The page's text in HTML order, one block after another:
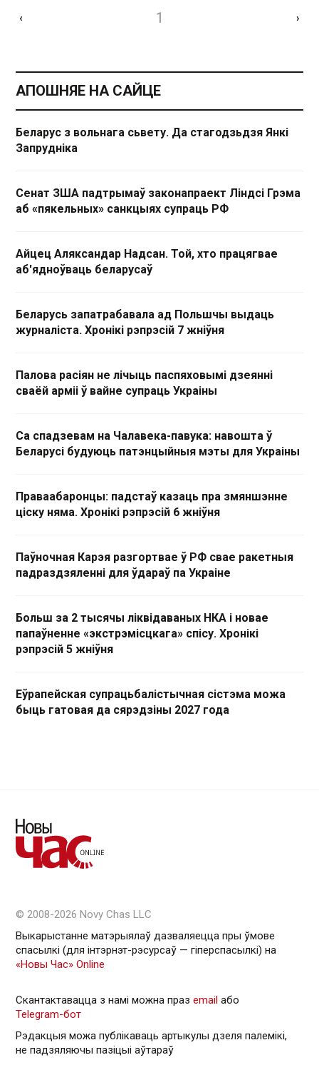
‹ 1 ›
АПОШНЯЕ НА САЙЦЕ
Беларус з вольнага сьвету. Да стагодзьдзя Янкі
Запрудніка
Сенат ЗША падтрымаў законапраект Ліндсі Грэма
аб «пякельных» санкцыях супраць РФ
Айцец Аляксандар Надсан. Той, хто працягвае
аб'ядноўваць беларусаў
Беларусь запатрабавала ад Польшчы выдаць
журналіста. Хронікі рэпрэсій 7 жніўня
Палова расіян не лічыць паспяховымі дзеянні
сваёй арміі ў вайне супраць Украіны
Са спадзевам на Чалавека-павука: навошта ў
Беларусі будуюць патэнцыйныя мэты для Украіны
Праваабаронцы: падстаў казаць пра змяншэнне
ціску няма. Хронікі рэпрэсій 6 жніўня
Паўночная Карэя разгортвае ў РФ свае ракетныя
падраздзяленні для ўдараў па Украіне
Больш за 2 тысячы ліквідаваных НКА і новае
папаўненне «экстрэмісцкага» спісу. Хронікі
рэпрэсій 5 жніўня
Еўрапейская супрацьбалістычная сістэма можа
быць гатовая да сярэдзіны 2027 года
© 2008-2026 Novy Chas LLC
Выкарыстанне матэрыялаў дазваляецца пры ўмове
спасылкі (для інтэрнэт-рэсурсаў — гiперспасылкi) на
«Новы Час» Online
Скантактавацца з намі можна праз email або
Telegram-бот
Рэдакцыя можа публікаваць артыкулы дзеля палемікі,
не падзяляючы пазіцыі аўтараў